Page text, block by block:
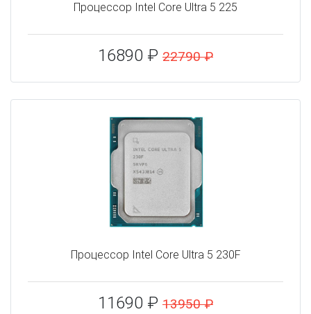
Процессор Intel Core Ultra 5 225
16890 ₽ 22790 ₽
Процессор Intel Core Ultra 5 230F
11690 ₽ 13950 ₽